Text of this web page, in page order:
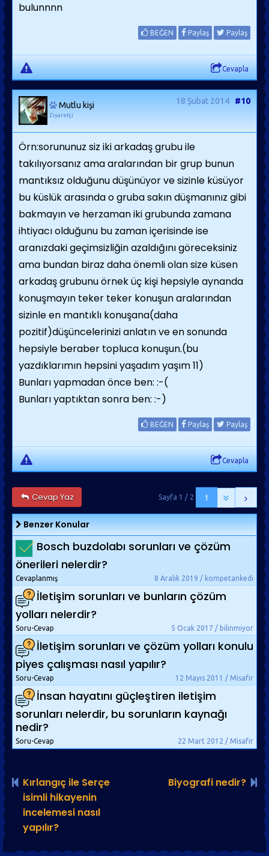
bulunnnn
BEĞEN Paylaş Paylaş
Cevapla
Mutlu kişi
Ziyaretçi
18 Şubat 2014 #10
Örn:sorununuz siz iki arkadaş grubu ile
takılıyorsanız ama aralarından bir grup bunun
mantıksız olduğunu düşünüyor ve sizinle küsüyor
bu küslük arasında o gruba sakın düşmanınız gibi
bakmayın ve herzaman iki grubunda zamana
ihtiyacı olduğunu bu zaman içerisinde ise
aranızdaki geçimsizliğin azaldığını göreceksiniz
ama bundan biraz daha önemli olan size küsen
arkadaş grubunu örnek üç kişi hepsiyle aynanda
konuşmayın teker teker konuşun aralarından
sizinle en mantıklı konuşana(daha
pozitif)düşüncelerinizi anlatın ve en sonunda
hepsiyle beraber topluca konuşun.(bu
yazdıklarımın hepsini yaşadım yaşım 11)
Bunları yapmadan önce ben: :-(
Bunları yaptıktan sonra ben: :-)
BEĞEN Paylaş Paylaş
Cevapla
Cevap Yaz 1
Sayfa 1 / 2
Benzer Konular
Bosch buzdolabı sorunları ve çözüm
önerileri nelerdir?
8 Aralık 2019 / kompetankedi
Cevaplanmış
İletişim sorunları ve bunların çözüm
yolları nelerdir?
5 Ocak 2017 / bilinmiyor
Soru-Cevap
İletişim sorunları ve çözüm yolları konulu
piyes çalışması nasıl yapılır?
12 Mayıs 2011 / Misafir
Soru-Cevap
İnsan hayatını güçleştiren iletişim
sorunları nelerdir, bu sorunların kaynağı
nedir?
22 Mart 2012 / Misafir
Soru-Cevap
Kırlangıç ile Serçe
isimli hikayenin
incelemesi nasıl
yapılır?
Biyografi nedir?